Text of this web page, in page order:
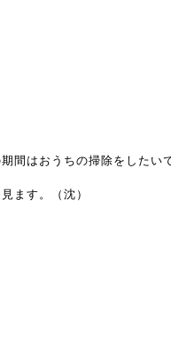
間はおうちの掃除をしたい
ます。（沈）